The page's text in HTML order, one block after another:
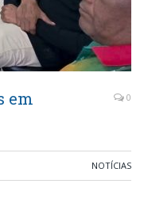
em
0
NOTÍCIAS